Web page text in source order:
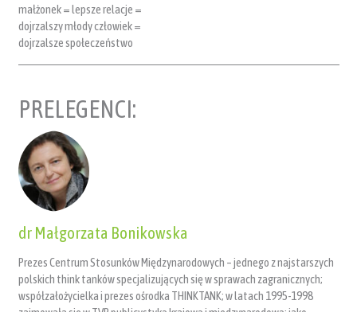
małżonek = lepsze relacje =
dojrzalszy młody człowiek =
dojrzalsze społeczeństwo
PRELEGENCI:
dr Małgorzata Bonikowska
Prezes Centrum Stosunków Międzynarodowych – jednego z najstarszych
polskich think tanków specjalizujących się w sprawach zagranicznych;
współzałożycielka i prezes ośrodka THINKTANK; w latach 1995-1998